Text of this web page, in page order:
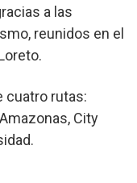
a las
reunidos en el
cuatro rutas:
City